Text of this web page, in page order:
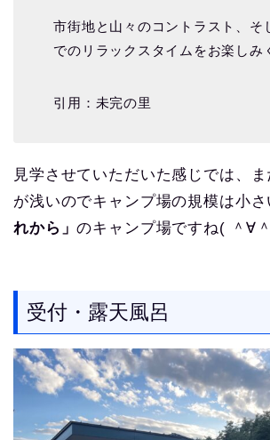
市街地と山々のコントラスト、そ
でのリラックスタイムをお楽しみ
引用：未完の里
見学させていただいた感じでは、ま
が浅いのでキャンプ場の規模は小
れから」のキャンプ場ですね( ＾∀
受付・露天風呂